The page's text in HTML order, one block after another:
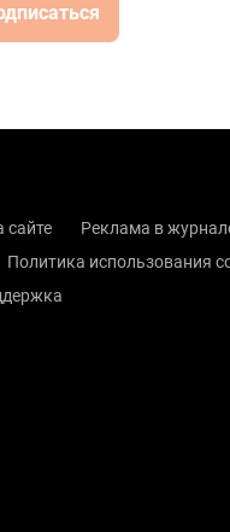
сайте
Реклама в
Политика использования